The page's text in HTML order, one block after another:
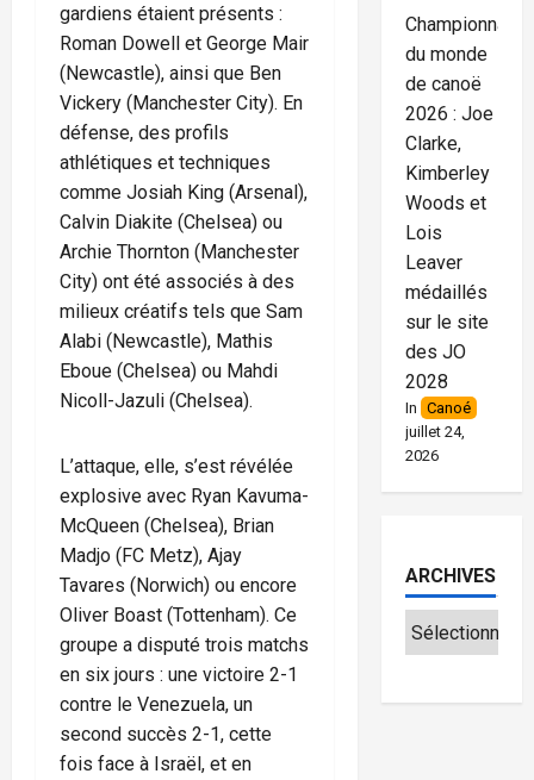
gardiens étaient présents :
Roman Dowell et George Mair
(Newcastle), ainsi que Ben
Vickery (Manchester City). En
défense, des profils
athlétiques et techniques
comme Josiah King (Arsenal),
Calvin Diakite (Chelsea) ou
Archie Thornton (Manchester
City) ont été associés à des
milieux créatifs tels que Sam
Alabi (Newcastle), Mathis
Eboue (Chelsea) ou Mahdi
Nicoll-Jazuli (Chelsea).
L’attaque, elle, s’est révélée
explosive avec Ryan Kavuma-
McQueen (Chelsea), Brian
Madjo (FC Metz), Ajay
Tavares (Norwich) ou encore
Oliver Boast (Tottenham). Ce
groupe a disputé trois matchs
en six jours : une victoire 2-1
contre le Venezuela, un
second succès 2-1, cette
fois face à Israël, et en
Championnats
du monde
de canoë
2026 : Joe
Clarke,
Kimberley
Woods et
Lois
Leaver
médaillés
sur le site
des JO
2028
In Canoé
juillet 24,
2026
ARCHIVES